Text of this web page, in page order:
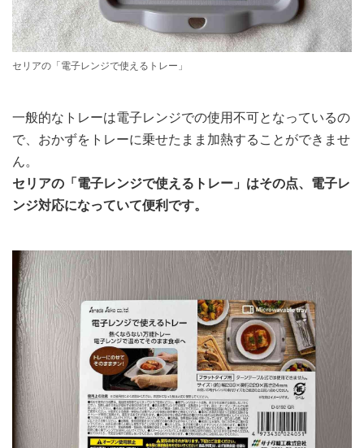
セリアの「電子レンジで使えるトレー」
一般的なトレーは電子レンジでの使用不可となっているの
で、おかずをトレーに乗せたまま加熱することができませ
ん。
セリアの「電子レンジで使えるトレー」はその点、電子レ
ンジ対応になっていて便利です。